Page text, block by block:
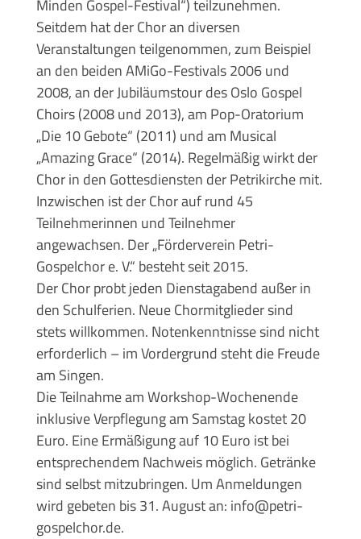
Minden Gospel-Festival“) teilzunehmen.
Seitdem hat der Chor an diversen
Veranstaltungen teilgenommen, zum Beispiel
an den beiden AMiGo-Festivals 2006 und
2008, an der Jubiläumstour des Oslo Gospel
Choirs (2008 und 2013), am Pop-Oratorium
„Die 10 Gebote“ (2011) und am Musical
„Amazing Grace“ (2014). Regelmäßig wirkt der
Chor in den Gottesdiensten der Petrikirche mit.
Inzwischen ist der Chor auf rund 45
Teilnehmerinnen und Teilnehmer
angewachsen. Der „Förderverein Petri-
Gospelchor e. V.“ besteht seit 2015.
Der Chor probt jeden Dienstagabend außer in
den Schulferien. Neue Chormitglieder sind
stets willkommen. Notenkenntnisse sind nicht
erforderlich – im Vordergrund steht die Freude
am Singen.
Die Teilnahme am Workshop-Wochenende
inklusive Verpflegung am Samstag kostet 20
Euro. Eine Ermäßigung auf 10 Euro ist bei
entsprechendem Nachweis möglich. Getränke
sind selbst mitzubringen. Um Anmeldungen
wird gebeten bis 31. August an: info@petri-
gospelchor.de.